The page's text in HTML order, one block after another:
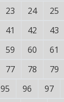
23 24 25
41 42 43
59 60 61
77 78 79
95 96 97